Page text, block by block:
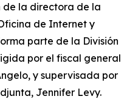
de la directora de la
de Internet y
parte de la División
por el fiscal general
y supervisada por
Jennifer Levy.